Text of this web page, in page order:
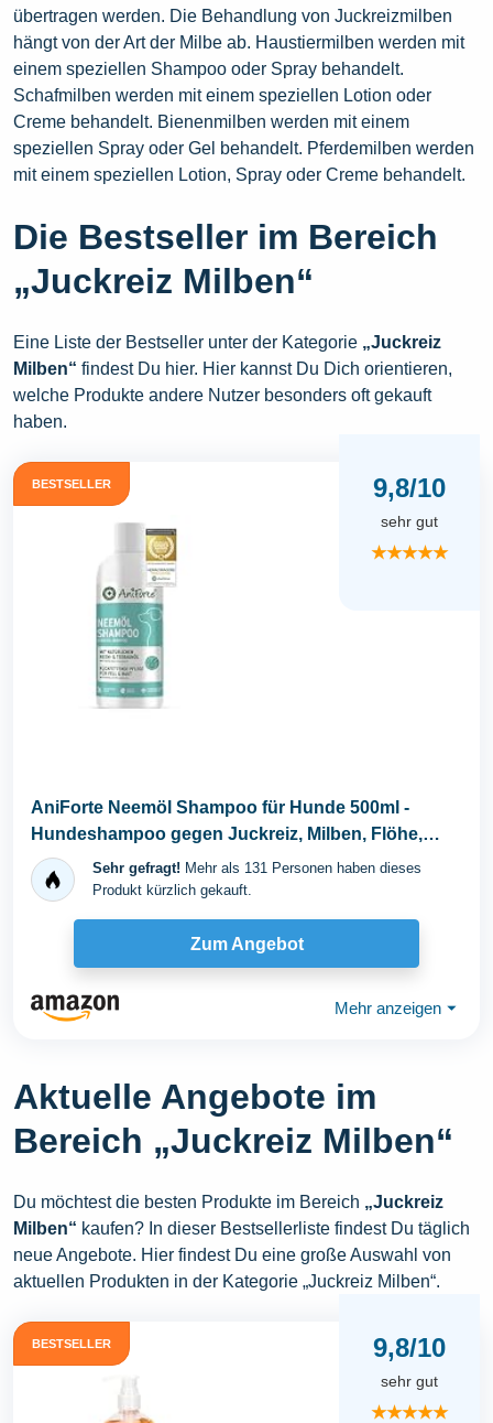
übertragen werden. Die Behandlung von Juckreizmilben
hängt von der Art der Milbe ab. Haustiermilben werden mit
einem speziellen Shampoo oder Spray behandelt.
Schafmilben werden mit einem speziellen Lotion oder
Creme behandelt. Bienenmilben werden mit einem
speziellen Spray oder Gel behandelt. Pferdemilben werden
mit einem speziellen Lotion, Spray oder Creme behandelt.
Die Bestseller im Bereich
„Juckreiz Milben“
Eine Liste der Bestseller unter der Kategorie „Juckreiz
Milben“ findest Du hier. Hier kannst Du Dich orientieren,
welche Produkte andere Nutzer besonders oft gekauft
haben.
BESTSELLER 9,8/10
sehr gut
★★★★★
AniForte Neemöl Shampoo für Hunde 500ml -
Hundeshampoo gegen Juckreiz, Milben, Flöhe,
Zecken...Sehr gefragt! Mehr als 131 Personen haben dieses
Produkt kürzlich gekauft.
Zum Angebot
Mehr anzeigen ⏷
Aktuelle Angebote im
Bereich „Juckreiz Milben“
Du möchtest die besten Produkte im Bereich „Juckreiz
Milben“ kaufen? In dieser Bestsellerliste findest Du täglich
neue Angebote. Hier findest Du eine große Auswahl von
aktuellen Produkten in der Kategorie „Juckreiz Milben“.
BESTSELLER 9,8/10
sehr gut
★★★★★